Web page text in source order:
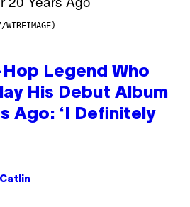
WIREIMAGE)
Legend Who
His Debut Album
Ago: ‘I Definitely